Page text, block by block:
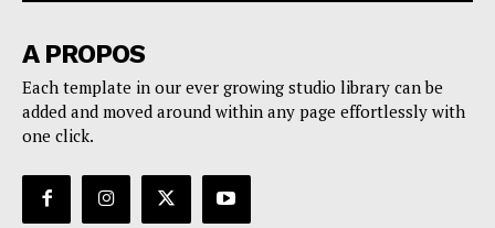
A PROPOS
Each template in our ever growing studio library can be
added and moved around within any page effortlessly with
one click.